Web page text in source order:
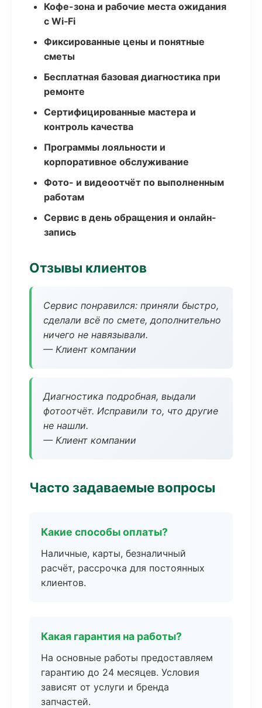
Кофе-зона и рабочие места ожидания
с Wi‑Fi
Фиксированные цены и понятные
сметы
Бесплатная базовая диагностика при
ремонте
Сертифицированные мастера и
контроль качества
Программы лояльности и
корпоративное обслуживание
Фото- и видеоотчёт по выполненным
работам
Сервис в день обращения и онлайн-
запись
Отзывы клиентов
Сервис понравился: приняли быстро,
сделали всё по смете, дополнительно
ничего не навязывали.
— Клиент компании
Диагностика подробная, выдали
фотоотчёт. Исправили то, что другие
не нашли.
— Клиент компании
Часто задаваемые вопросы
Какие способы оплаты?
Наличные, карты, безналичный
расчёт, рассрочка для постоянных
клиентов.
Какая гарантия на работы?
На основные работы предоставляем
гарантию до 24 месяцев. Условия
зависят от услуги и бренда
запчастей.